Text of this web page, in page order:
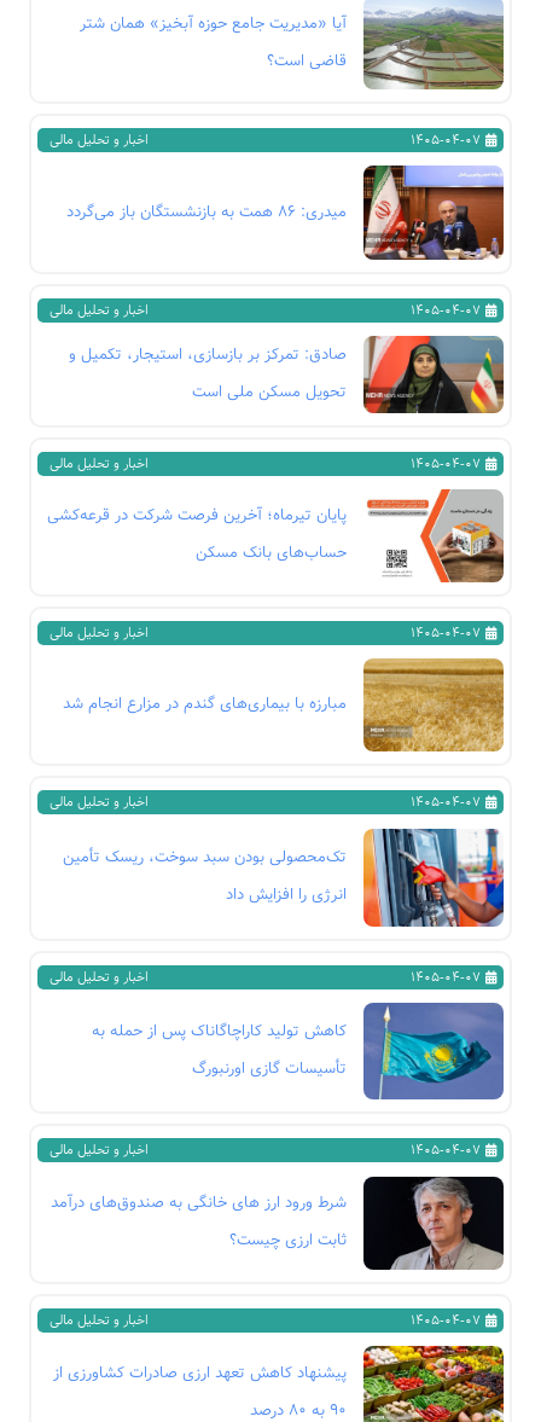
آیا «مدیریت جامع حوزه آبخیز» همان شتر
قاضی است؟
1405-04-07 اخبار و تحلیل مالی
میدری: ۸۶ همت به بازنشستگان باز می‌گردد
1405-04-07 اخبار و تحلیل مالی
صادق: تمرکز بر بازسازی، استیجار، تکمیل و
تحویل مسکن ملی است
1405-04-07 اخبار و تحلیل مالی
پایان تیرماه؛ آخرین فرصت شرکت در قرعه‌کشی
حساب‌های بانک مسکن
1405-04-07 اخبار و تحلیل مالی
مبارزه با بیماری‌های گندم در مزارع انجام شد
1405-04-07 اخبار و تحلیل مالی
تک‌محصولی بودن سبد سوخت، ریسک تأمین
انرژی را افزایش داد
1405-04-07 اخبار و تحلیل مالی
کاهش تولید کاراچاگاناک پس از حمله به
تأسیسات گازی اورنبورگ
1405-04-07 اخبار و تحلیل مالی
شرط ورود ارز های خانگی به صندوق‌های درآمد
ثابت ارزی چیست؟
1405-04-07 اخبار و تحلیل مالی
پیشنهاد کاهش تعهد ارزی صادرات کشاورزی از
۹۰ به ۸۰ درصد